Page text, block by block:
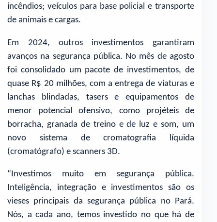
incêndios; veículos para base policial e transporte
de animais e cargas.
Em 2024, outros investimentos garantiram
avanços na segurança pública. No mês de agosto
foi consolidado um pacote de investimentos, de
quase R$ 20 milhões, com a entrega de viaturas e
lanchas blindadas, tasers e equipamentos de
menor potencial ofensivo, como projéteis de
borracha, granada de treino e de luz e som, um
novo sistema de cromatografia líquida
(cromatógrafo) e scanners 3D.
“Investimos muito em segurança pública.
Inteligência, integração e investimentos são os
vieses principais da segurança pública no Pará.
Nós, a cada ano, temos investido no que há de